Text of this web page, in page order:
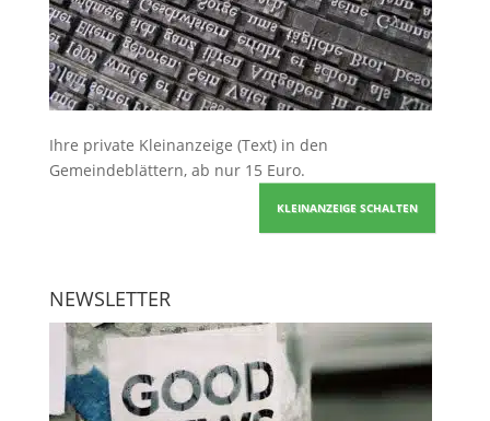
Ihre private Kleinanzeige (Text) in den
Gemeindeblättern, ab nur 15 Euro.
KLEINANZEIGE SCHALTEN
NEWSLETTER